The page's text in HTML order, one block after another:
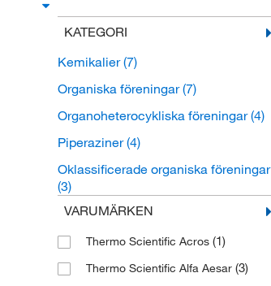
KATEGORI
Kemikalier(7)
Organiska föreningar(7)
Organoheterocykliska föreningar(4)
Piperaziner(4)
Oklassificerade organiska föreningar
(3)
VARUMÄRKEN
Thermo Scientific Acros (1)
Thermo Scientific Alfa Aesar (3)